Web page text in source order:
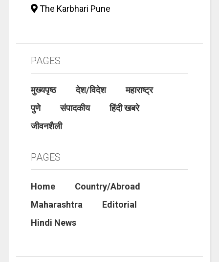
The Karbhari Pune
PAGES
मुख्यपृष्ठ देश/विदेश
महाराष्ट्र
पुणे
संपादकीय
हिंदी खबरे
जीवनशैली
PAGES
Home
Country/Abroad
Maharashtra
Editorial
Hindi News